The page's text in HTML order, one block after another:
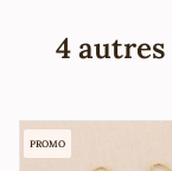
varier. Les
pierre sont le
Paris,
fantaisie ne
est anti-
4
PROMO